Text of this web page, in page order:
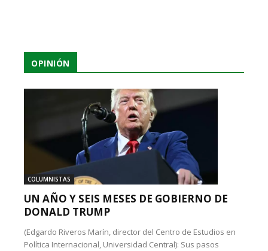
OPINIÓN
COLUMNISTAS
UN AÑO Y SEIS MESES DE GOBIERNO DE
DONALD TRUMP
(Edgardo Riveros Marín, director del Centro de Estudios en
Política Internacional, Universidad Central): Sus pasos